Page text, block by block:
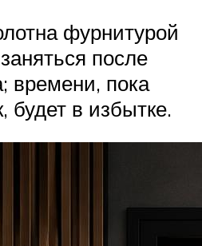
фурнитурой
после
времени, пока
будет в избытке.